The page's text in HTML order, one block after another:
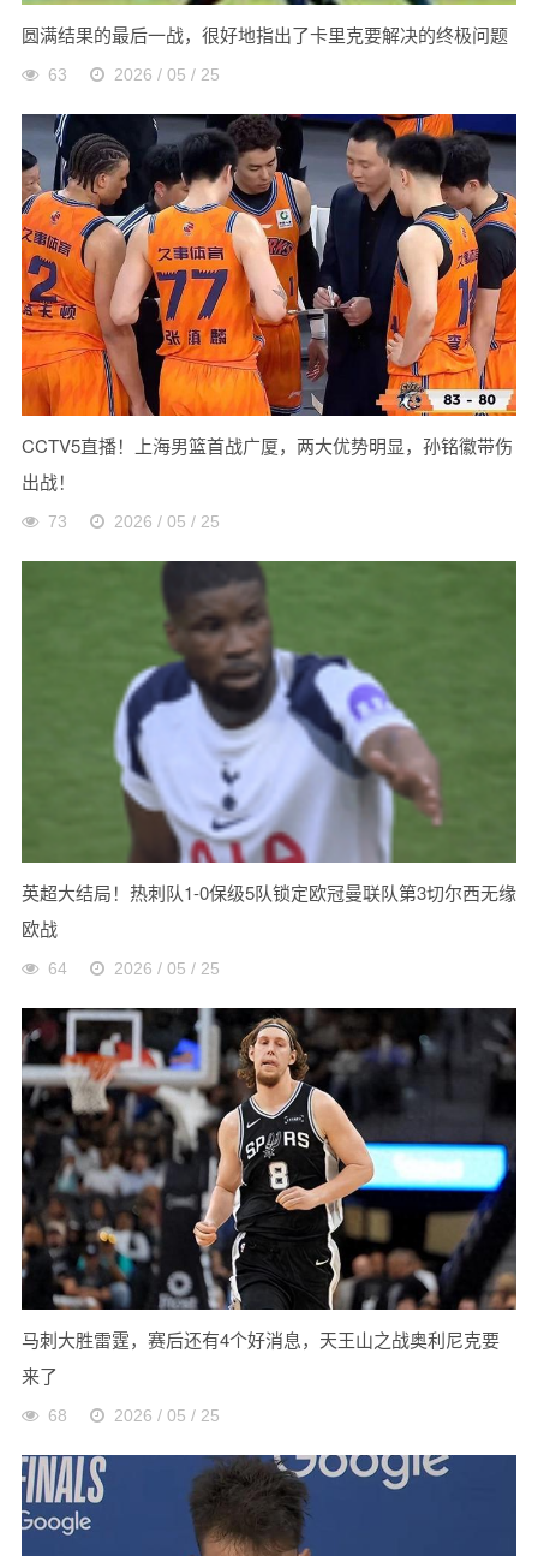
圆满结果的最后一战，很好地指出了卡里克要解决的终极问题
63 2026 / 05 / 25
CCTV5直播！上海男篮首战广厦，两大优势明显，孙铭徽带伤
出战！
73 2026 / 05 / 25
英超大结局！热刺队1-0保级5队锁定欧冠曼联队第3切尔西无缘
欧战
64 2026 / 05 / 25
马刺大胜雷霆，赛后还有4个好消息，天王山之战奥利尼克要
来了
68 2026 / 05 / 25